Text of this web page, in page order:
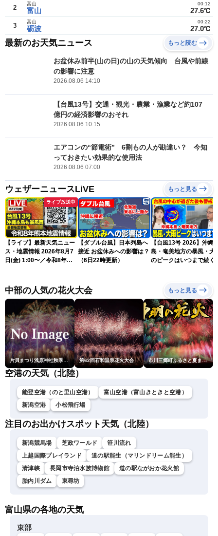
2 富山
富山
27.6℃
00:12
3 砺波
富山
27.0℃
00:22
最新のお天気ニュース もっと読む
お盆休み前半(山の日)の山の天気傾向 台風や前線
の影響に注意
2026.08.06 14:10
【台風13号】交通・観光・農業・漁業など約107
億円の経済影響のおそれ
2026.08.06 10:15
エアコンの“節電術” 6割もの人が勘違い？ 今知
っておきたい効果的な使用法
2026.08.06 07:00
ウェザーニュースLiVE もっと見る
ライブ放送中
【ライブ】最新天気ニュー
ス・地震情報 2026年8月7
日(金) 1:00〜／令和8年熊
スLiVE〉
【ダブル台風】日本列島へ
接近 お盆休みへの影響は？
（6日22時更新）
【台風13号 2026】沖縄
島・奄美地方の暴風・大
のピークはいつまで続く
中部の人気の花火大会 もっと見る
片貝まつり浅原神社秋季例大祭奉納大煙火 第62回石和温泉花火大会 市川三郷町ふるさと夏まつり第38回神明の花火大会
空港の天気（北陸）
能登空港（のと里山空港）
富山空港（富山きときと空港）
新潟空港
小松飛行場
注目のお出かけスポット天気（北陸）
新潟競馬場 芝政ワールド
笹川流れ
上越国際プレイランド
道の駅能生（マリンドリーム能生）
清津峡
長岡市寺泊水族博物館
道の駅ながおか花火館
胎内川ダム
東尋坊
富山県の各地の天気
東部